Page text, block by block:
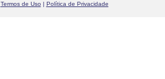
Termos de Uso | Política de Privacidade